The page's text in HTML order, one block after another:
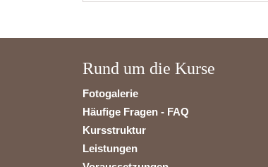
Rund um die Kurse
Fotogalerie
Häufige Fragen - FAQ
Kursstruktur
Leistungen